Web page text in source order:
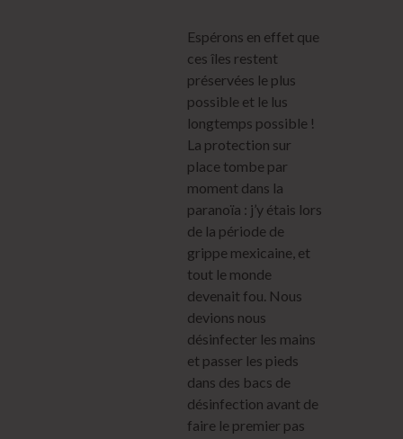
Espérons en effet que
ces îles restent
préservées le plus
possible et le lus
longtemps possible !
La protection sur
place tombe par
moment dans la
paranoïa : j’y étais lors
de la période de
grippe mexicaine, et
tout le monde
devenait fou. Nous
devions nous
désinfecter les mains
et passer les pieds
dans des bacs de
désinfection avant de
faire le premier pas